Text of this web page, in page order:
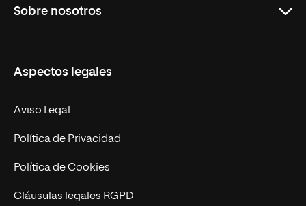
Másteres Oficiales
Doctorados
Experto Universitario
Postgrados
Cursos Universitarios
Sobre nosotros
Facultades
Nuestro Equipo
Trabaja en UNIR
Actualidad
UNIR Revista
Aspectos legales
Aviso Legal
Política de Privacidad
Política de Cookies
Cláusulas legales RGPD